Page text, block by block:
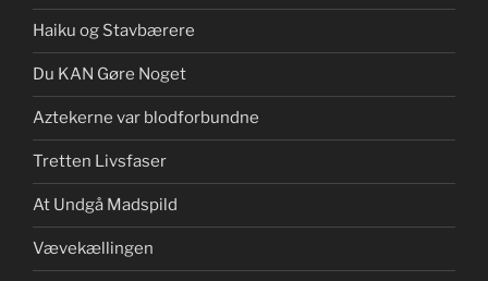
Haiku og Stavbærere
Du KAN Gøre Noget
Aztekerne var blodforbundne
Tretten Livsfaser
At Undgå Madspild
Vævekællingen